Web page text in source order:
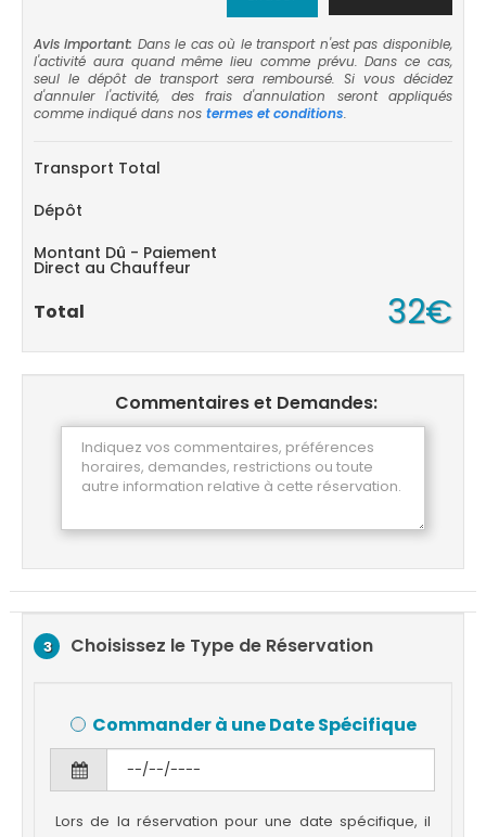
Avis important: Dans le cas où le transport n'est pas disponible,
l'activité aura quand même lieu comme prévu. Dans ce cas,
seul le dépôt de transport sera remboursé. Si vous décidez
d'annuler l'activité, des frais d'annulation seront appliqués
comme indiqué dans nos termes et conditions.
Transport Total
Dépôt
Montant Dû - Paiement
Direct au Chauffeur
Total 32€
Commentaires et Demandes:
3 Choisissez le Type de Réservation
Commander à une Date Spécifique
Lors de la réservation pour une date spécifique, il